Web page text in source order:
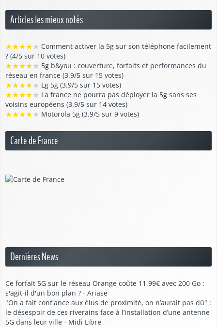
Articles les mieux notés
★★★★★ Comment activer la 5g sur son téléphone facilement
? (4/5 sur 10 votes)
★★★★★ 5g b&you : couverture, forfaits et performances du
réseau en france (3.9/5 sur 15 votes)
★★★★★ Lg 5g (3.9/5 sur 15 votes)
★★★★★ La france ne pourra pas déployer la 5g sans ses
voisins européens (3.9/5 sur 14 votes)
★★★★★ Motorola 5g (3.9/5 sur 9 votes)
Carte de France
Dernières News
Ce forfait 5G sur le réseau Orange coûte 11,99€ avec 200 Go :
s'agit-il d'un bon plan ? - Ariase
"On a fait confiance aux élus de proximité, on n’aurait pas dû" :
le désespoir de ces riverains face à l’installation d’une antenne
5G dans leur ville - Midi Libre